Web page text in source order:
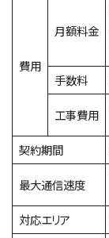
費用
月額料金
手数料
工事費用
契約期間
最大通信速度
対応エリア